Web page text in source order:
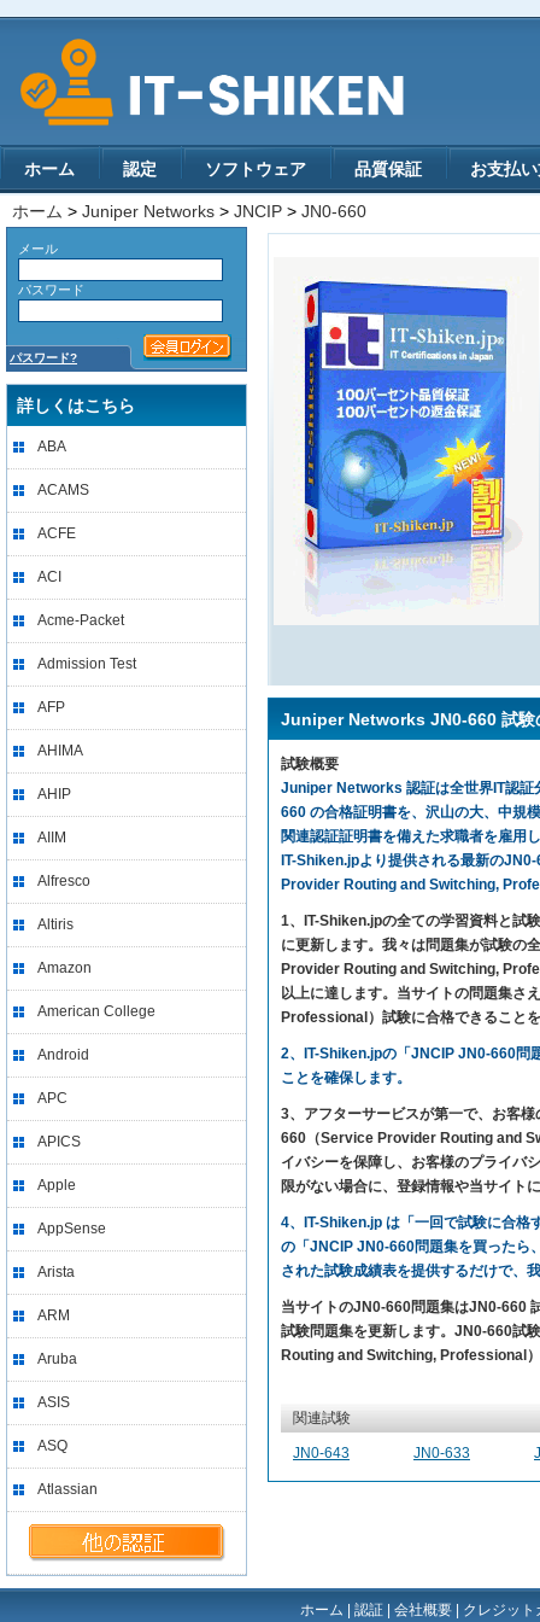
ホーム 認定 ソフトウェア 品質保証 お支払
ホーム > Juniper Networks > JNCIP > JN0-660
メール
パスワード
パスワード?
詳しくはこちら
ABA
ACAMS
ACFE
ACI
Acme-Packet
Admission Test
AFP
AHIMA
AHIP
AIIM
Alfresco
Altiris
Amazon
American College
Android
APC
APICS
Apple
AppSense
Arista
ARM
Aruba
ASIS
ASQ
Atlassian
Juniper Networks JN0-660 試験
試験概要
Juniper Networks 認証は全世界IT認
660 の合格証明書を、沢山の大、中規
関連認証証明書を備えた求職者を雇用
IT-Shiken.jpより提供される最新の
Provider Routing and Switching,
1、IT-Shiken.jpの全ての学習資料と試
に更新します。我々は問題集が試験の
Provider Routing and Switching,
以上に達します。当サイトの問題集
Professional）試験に合格できること
2、IT-Shiken.jpの「JNCIP JN0-660問
ことを確保します。
3、アフターサービスが第一で、お客
660（Service Provider Routing and
イバシーを保障し、お客様のプライバ
限がない場合に、登録情報や当サイト
4、IT-Shiken.jp は「一回で試験に合格
の「JNCIP JN0-660問題集を買ったら
された試験成績表を提供するだけで、
当サイトのJN0-660問題集はJN0-660
試験問題集を更新します。JN0-660試
Routing and Switching, Professional
関連試験
JN0-643 JN0-633
ホーム 認証 会社概要 クレジッ